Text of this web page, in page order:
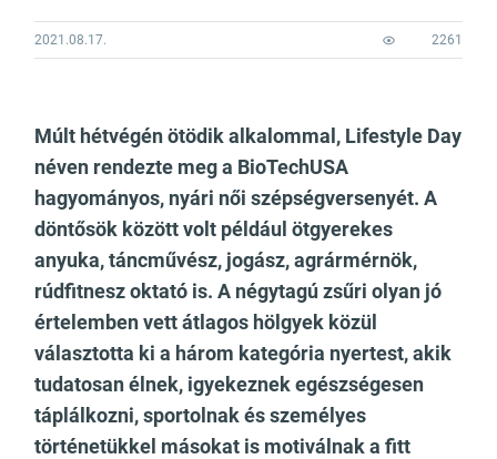
2021.08.17. 2261
Múlt hétvégén ötödik alkalommal, Lifestyle Day
néven rendezte meg a BioTechUSA
hagyományos, nyári női szépségversenyét. A
döntősök között volt például ötgyerekes
anyuka, táncművész, jogász, agrármérnök,
rúdfitnesz oktató is. A négytagú zsűri olyan jó
értelemben vett átlagos hölgyek közül
választotta ki a három kategória nyertest, akik
tudatosan élnek, igyekeznek egészségesen
táplálkozni, sportolnak és személyes
történetükkel másokat is motiválnak a fitt